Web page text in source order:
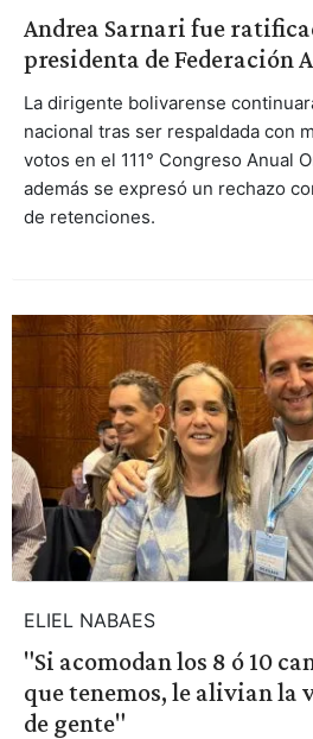
Andrea Sarnari fue
presidenta de Federación
La dirigente bolivarense
nacional tras ser respaldada con
votos en el 111° Congreso Anual
además se expresó un rechazo
de retenciones.
ELIEL NABAES
"Si acomodan los 8 ó 10
que tenemos, le alivian la
de gente"